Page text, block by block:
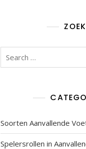
Search
Soorten Aanvallende
Spelersrollen in